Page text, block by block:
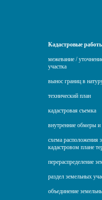
Кадастровые
межевание /
участка
вынос границ в
технический план
кадастровая съемка
внутренние обмеры и
схема расположения
кадастровом плане
перераспределение
раздел земельных
объединение